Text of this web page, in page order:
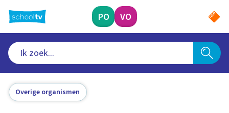
naar
hoofdinhoud
PO VO
Overige organismen